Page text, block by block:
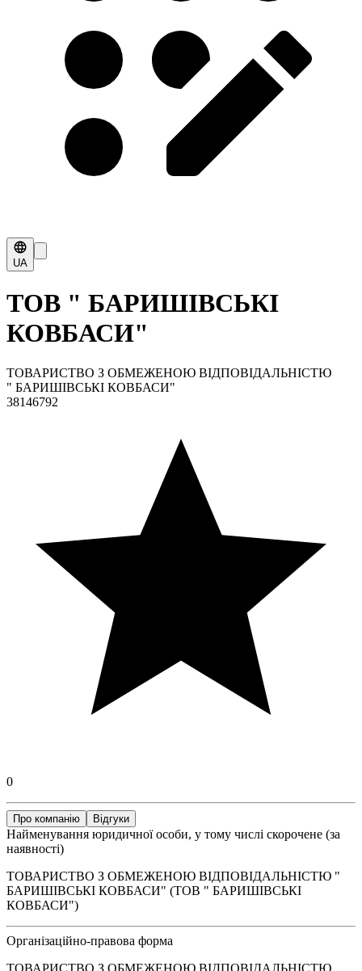
UA
ТОВ " БАРИШІВСЬКІ
КОВБАСИ"
ТОВАРИСТВО З ОБМЕЖЕНОЮ ВІДПОВІДАЛЬНІСТЮ
" БАРИШІВСЬКІ КОВБАСИ"
38146792
0
Про компанію Відгуки
Найменування юридичної особи, у тому числі скорочене (за
наявності)
ТОВАРИСТВО З ОБМЕЖЕНОЮ ВІДПОВІДАЛЬНІСТЮ "
БАРИШІВСЬКІ КОВБАСИ" (ТОВ " БАРИШІВСЬКІ
КОВБАСИ")
Організаційно-правова форма
ТОВАРИСТВО З ОБМЕЖЕНОЮ ВІДПОВІДАЛЬНІСТЮ